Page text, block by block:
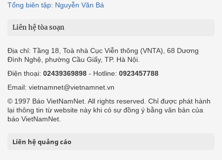
Tổng biên tập: Nguyễn Văn Bá
Liên hệ tòa soạn
Địa chỉ: Tầng 18, Toà nhà Cục Viễn thông (VNTA), 68 Dương
Đình Nghệ, phường Cầu Giấy, TP. Hà Nội.
Điện thoại: 02439369898 - Hotline: 0923457788
Email: vietnamnet@vietnamnet.vn
© 1997 Báo VietNamNet. All rights reserved. Chỉ được phát hành
lại thông tin từ website này khi có sự đồng ý bằng văn bản của
báo VietNamNet.
Liên hệ quảng cáo